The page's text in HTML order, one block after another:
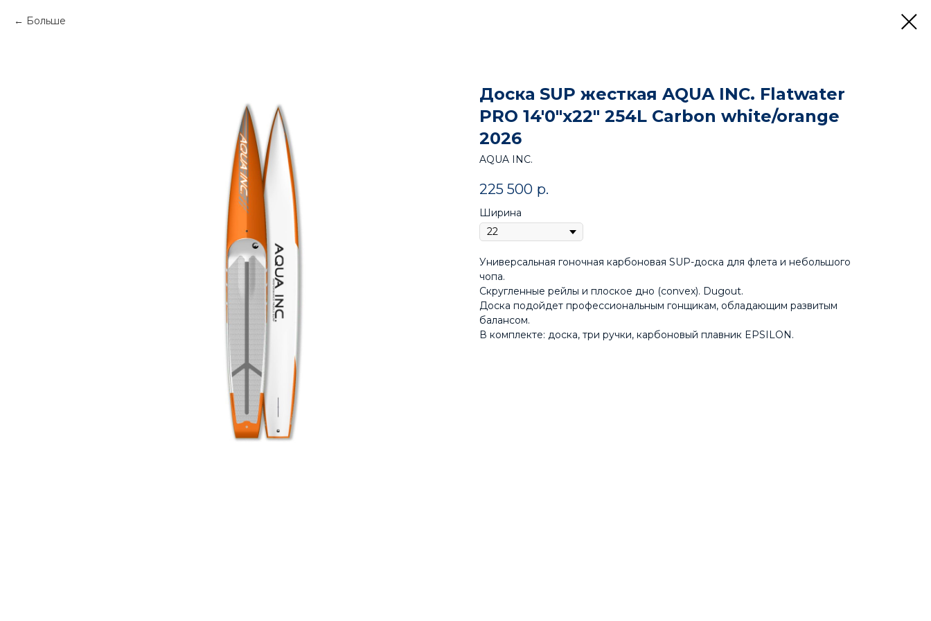
Больше
Доска SUP жесткая AQUA INC. Flatwater
PRO 14'0"x22" 254L Carbon white/orange
2026
AQUA INC.
225 500 р.
Ширина
Универсальная гоночная карбоновая SUP-доска для флета и небольшого
чопа.
Скругленные рейлы и плоское дно (convex). Dugout.
Доска подойдет профессиональным гонщикам, обладающим развитым
балансом.
В комплекте: доска, три ручки, карбоновый плавник EPSILON.